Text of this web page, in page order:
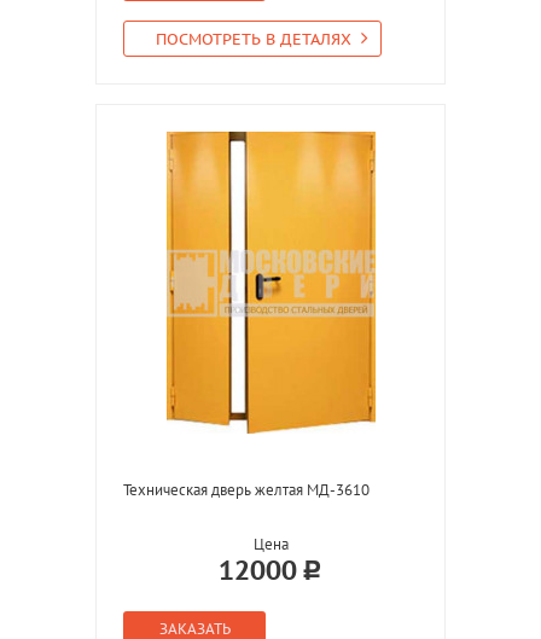
ПОСМОТРЕТЬ В ДЕТАЛЯХ
Техническая дверь желтая МД-3610
Цена
12000
ЗАКАЗАТЬ